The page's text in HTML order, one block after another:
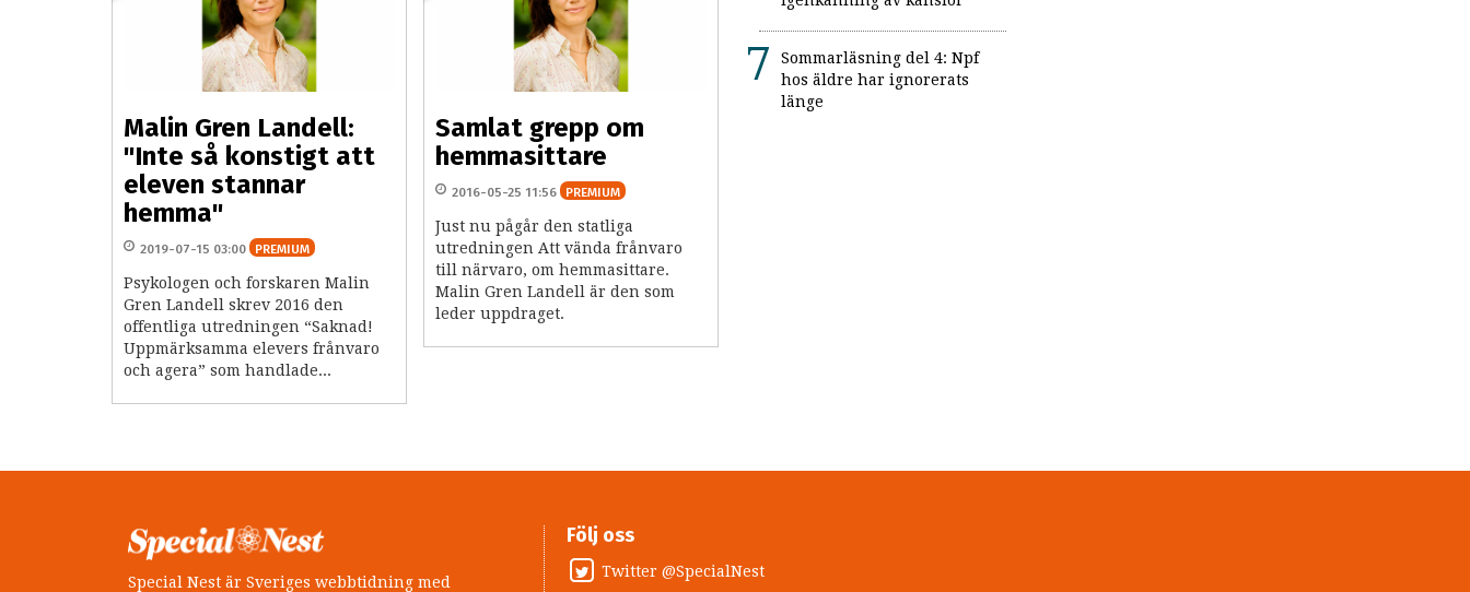
Sommarläsning del 4: Npf
hos äldre har ignorerats
länge
Malin Gren Landell:
"Inte så konstigt att
eleven stannar
hemma"
2019-07-15 03:00 PREMIUM
Psykologen och forskaren Malin
Gren Landell skrev 2016 den
offentliga utredningen “Saknad!
Uppmärksamma elevers frånvaro
och agera” som handlade...
Samlat grepp om
hemmasittare
2016-05-25 11:56 PREMIUM
Just nu pågår den statliga
utredningen Att vända frånvaro
till närvaro, om hemmasittare.
Malin Gren Landell är den som
leder uppdraget.
Special Nest är Sveriges webbtidning med
Följ oss
Twitter @SpecialNest